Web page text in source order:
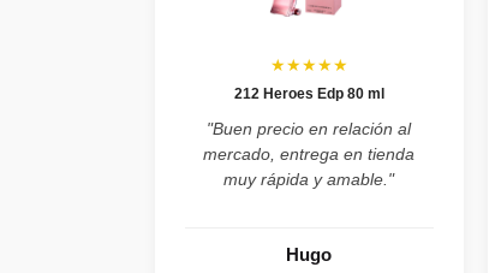
★★★★★
212 Heroes Edp 80 ml
"Buen precio en relación al
mercado, entrega en tienda
muy rápida y amable."
Hugo